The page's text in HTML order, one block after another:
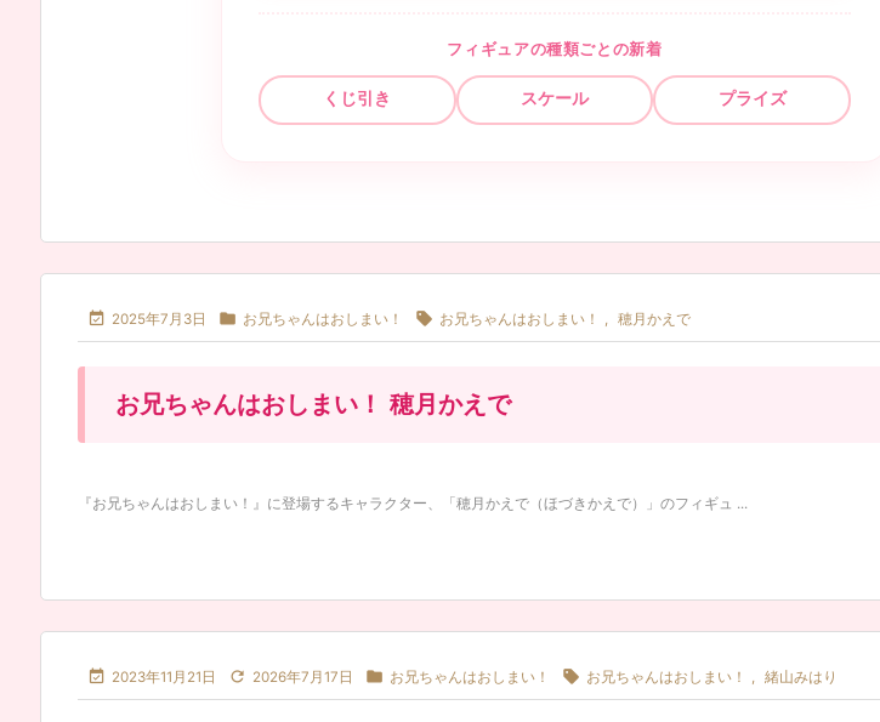
フィギュアの種類ごとの新着
くじ引き スケール プライズ
 2025年7月3日  お兄ちゃんはおしまい！  お兄ちゃんはおしまい！ , 穂月かえで
お兄ちゃんはおしまい！ 穂月かえで
『お兄ちゃんはおしまい！』に登場するキャラクター、「穂月かえで（ほづきかえで）」のフィギュ ...
 2023年11月21日  2026年7月17日  お兄ちゃんはおしまい！  お兄ちゃんはおしまい！ , 緒山みはり